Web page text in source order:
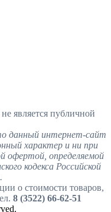
является публичной
данный интернет-сайт
характер и ни при
офертой, определяемой
кодекса Российской
о стоимости товаров,
8 (3522) 66-62-51